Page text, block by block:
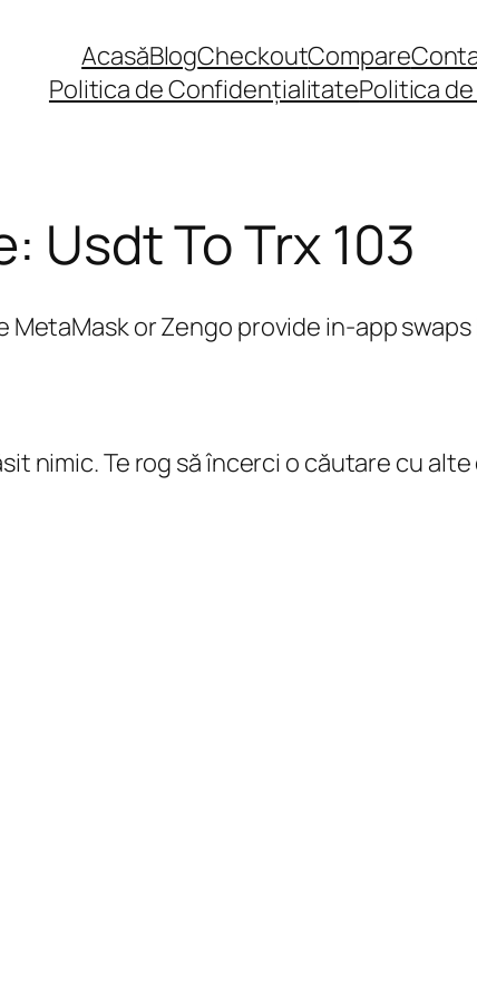
AcasăBlogCheckoutCompare
Politica de ConfidențialitatePolitica
Usdt To Trx 103
MetaMask or Zengo provide in-app
nimic. Te rog să încerci o căutare cu